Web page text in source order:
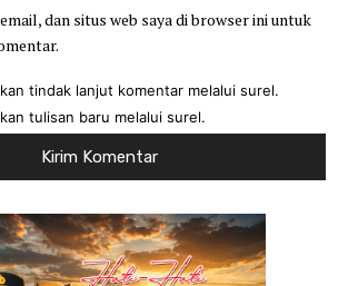
dan situs web saya di browser ini untuk
tindak lanjut komentar melalui surel.
tulisan baru melalui surel.